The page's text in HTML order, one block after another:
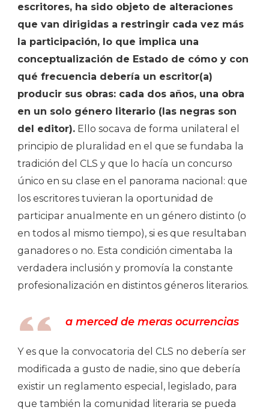
escritores, ha sido objeto de alteraciones
que van dirigidas a restringir cada vez más
la participación, lo que implica una
conceptualización de Estado de cómo y con
qué frecuencia debería un escritor(a)
producir sus obras: cada dos años, una obra
en un solo género literario (las negras son
del editor). Ello socava de forma unilateral el
principio de pluralidad en el que se fundaba la
tradición del CLS y que lo hacía un concurso
único en su clase en el panorama nacional: que
los escritores tuvieran la oportunidad de
participar anualmente en un género distinto (o
en todos al mismo tiempo), si es que resultaban
ganadores o no. Esta condición cimentaba la
verdadera inclusión y promovía la constante
profesionalización en distintos géneros literarios.
a merced de meras ocurrencias
Y es que la convocatoria del CLS no debería ser
modificada a gusto de nadie, sino que debería
existir un reglamento especial, legislado, para
que también la comunidad literaria se pueda